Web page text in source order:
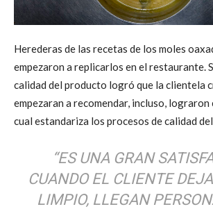
Herederas de las recetas de los moles
empezaron a replicarlos en el restaurante.
calidad del producto logró que la clientela
empezaran a recomendar, incluso, lograron
cual estandariza los procesos de calidad
“ES UNA GRAN
CUANDO EL CLIENTE
LIMPIO, LLEGAN